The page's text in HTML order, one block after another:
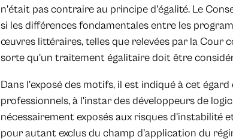
n'était pas contraire au principe d'égalité. Le
si les différences fondamentales entre les
œuvres littéraires, telles que relevées par la Cour
sorte qu'un traitement égalitaire doit être
Dans l'exposé des motifs, il est indiqué à cet
professionnels, à l'instar des développeurs de
nécessairement exposés aux risques d’instabilité
pour autant exclus du champ d'application du